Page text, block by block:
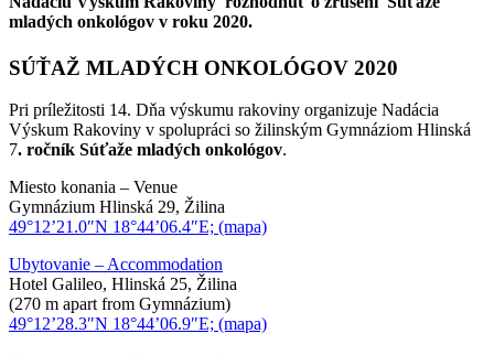
mladých onkológov v roku 2020.
SÚŤAŽ MLADÝCH ONKOLÓGOV 2020
Pri príležitosti 14. Dňa výskumu rakoviny organizuje Nadácia
Výskum Rakoviny v spolupráci so žilinským Gymnáziom Hlinská
7. ročník Súťaže mladých onkológov.
Miesto konania – Venue
Gymnázium Hlinská 29, Žilina
49°12’21.0″N 18°44’06.4″E; (mapa)
Ubytovanie – Accommodation
Hotel Galileo, Hlinská 25, Žilina
(270 m apart from Gymnázium)
49°12’28.3″N 18°44’06.9″E; (mapa)